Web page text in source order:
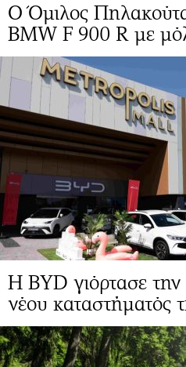
O Όμιλος
BMW F 900 R με
Η BYD γιόρτασε την
νέου καταστήματός